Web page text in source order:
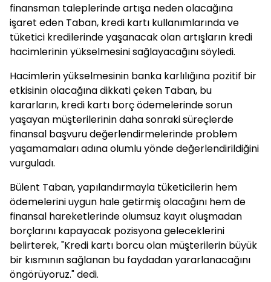
finansman taleplerinde artışa neden olacağına
işaret eden Taban, kredi kartı kullanımlarında ve
tüketici kredilerinde yaşanacak olan artışların kredi
hacimlerinin yükselmesini sağlayacağını söyledi.
Hacimlerin yükselmesinin banka karlılığına pozitif bir
etkisinin olacağına dikkati çeken Taban, bu
kararların, kredi kartı borç ödemelerinde sorun
yaşayan müşterilerinin daha sonraki süreçlerde
finansal başvuru değerlendirmelerinde problem
yaşamamaları adına olumlu yönde değerlendirildiğini
vurguladı.
Bülent Taban, yapılandırmayla tüketicilerin hem
ödemelerini uygun hale getirmiş olacağını hem de
finansal hareketlerinde olumsuz kayıt oluşmadan
borçlarını kapayacak pozisyona geleceklerini
belirterek, "Kredi kartı borcu olan müşterilerin büyük
bir kısmının sağlanan bu faydadan yararlanacağını
öngörüyoruz." dedi.